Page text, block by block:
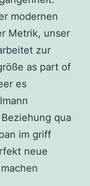
modernen
Metrik, unser
zur
as part of
es
qua
im griff
neue